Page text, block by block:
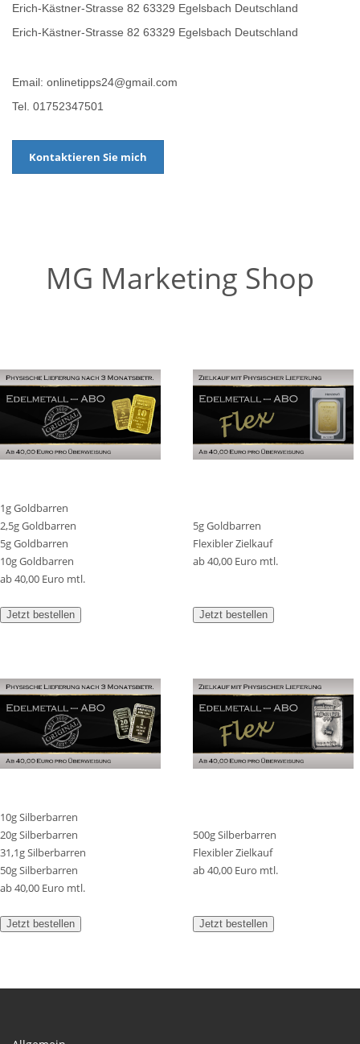
Erich-Kästner-Strasse 82 63329 Egelsbach Deutschland
Erich-Kästner-Strasse 82 63329 Egelsbach Deutschland
Email: onlinetipps24@gmail.com
Tel. 01752347501
Kontaktieren Sie mich
MG Marketing Shop
1g Goldbarren
2,5g Goldbarren
5g Goldbarren
10g Goldbarren
ab 40,00 Euro mtl.
5g Goldbarren
Flexibler Zielkauf
ab 40,00 Euro mtl.
Jetzt bestellen Jetzt bestellen
10g Silberbarren
20g Silberbarren
31,1g Silberbarren
50g Silberbarren
ab 40,00 Euro mtl.
500g Silberbarren
Flexibler Zielkauf
ab 40,00 Euro mtl.
Jetzt bestellen Jetzt bestellen